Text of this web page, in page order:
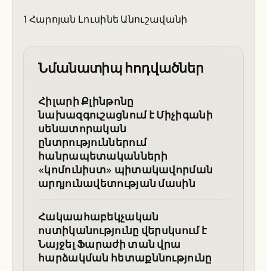
1 Հարոյան Լուսինե Անուշավանի
Նմանատիպ հոդվածներ
Հիլարի Քլինթոնը
նախազգուշացնում է Միչիգանի
սենատորական
ընտրություններում
հանրապետականների
«կոմունիստ» պիտակավորման
արդյունավետության մասին
Հակաահաբեկչական
ոստիկանությունը վերսկսում է
Նայջել Ֆարաժի տան վրա
հարձակման հետաքննությունը